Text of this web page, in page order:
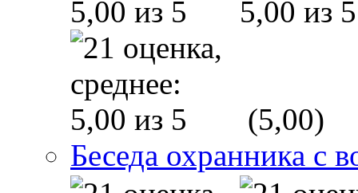
(5,00)
Беседа охранника с